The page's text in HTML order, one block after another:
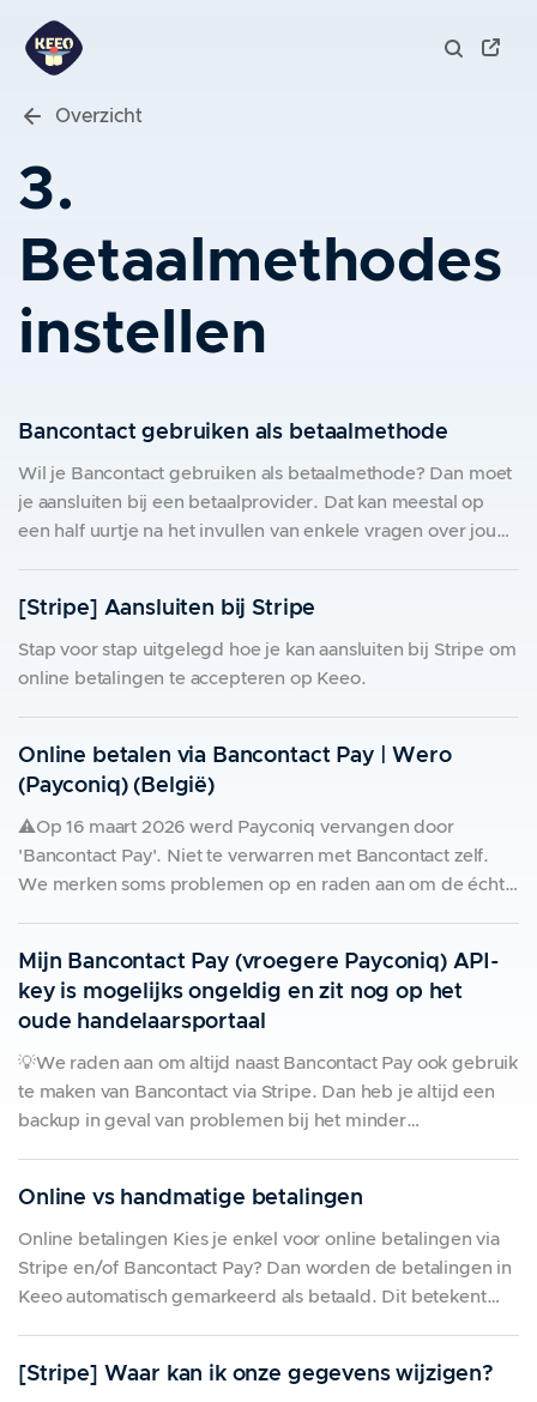
Overzicht
3.
Betaalmethodes
instellen
Bancontact gebruiken als betaalmethode
Wil je Bancontact gebruiken als betaalmethode? Dan moet
je aansluiten bij een betaalprovider. Dat kan meestal op
een half uurtje na het invullen van enkele vragen over jouw
[Stripe] Aansluiten bij Stripe
Stap voor stap uitgelegd hoe je kan aansluiten bij Stripe om
online betalingen te accepteren op Keeo.
Online betalen via Bancontact Pay | Wero
(Payconiq) (België)
⚠️Op 16 maart 2026 werd Payconiq vervangen door
'Bancontact Pay'. Niet te verwarren met Bancontact zelf.
We merken soms problemen op en raden aan om de échte
gewoon zijn van Bancontact zelf. Ook
Mijn Bancontact Pay (vroegere Payconiq) API-
key is mogelijks ongeldig en zit nog op het
oude handelaarsportaal
💡We raden aan om altijd naast Bancontact Pay ook gebruik
te maken van Bancontact via Stripe. Dan heb je altijd een
backup in geval van problemen bij het minder
regelen de overgang van jullie
Online vs handmatige betalingen
Online betalingen Kies je enkel voor online betalingen via
Stripe en/of Bancontact Pay? Dan worden de betalingen in
Keeo automatisch gemarkeerd als betaald. Dit betekent
betalingsmethodes, gebeuren betalingen meteen bij het
[Stripe] Waar kan ik onze gegevens wijzigen?